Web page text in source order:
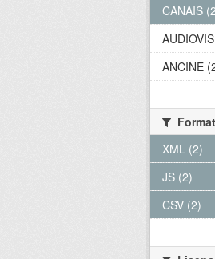
CANAIS
ANCINE
XML (2)
JS (2)
CSV (2)